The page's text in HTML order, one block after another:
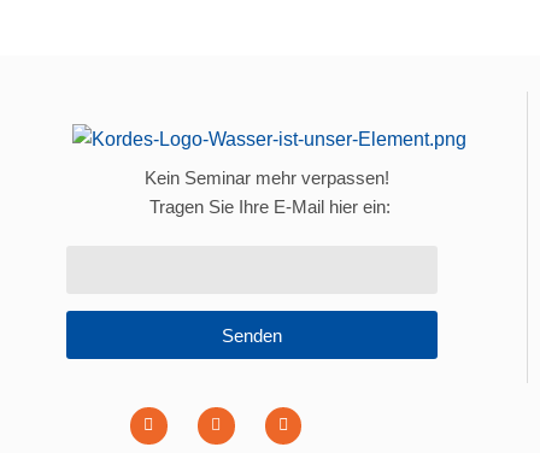
Kein Seminar mehr verpassen!
Tragen Sie Ihre E-Mail hier ein:
Senden